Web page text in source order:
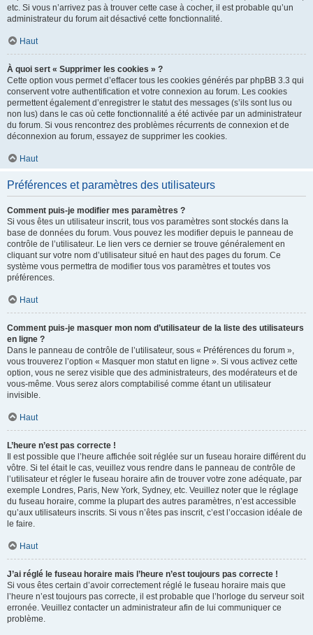
etc. Si vous n’arrivez pas à trouver cette case à cocher, il est probable qu’un
administrateur du forum ait désactivé cette fonctionnalité.
Haut
À quoi sert « Supprimer les cookies » ?
Cette option vous permet d’effacer tous les cookies générés par phpBB 3.3 qui
conservent votre authentification et votre connexion au forum. Les cookies
permettent également d’enregistrer le statut des messages (s’ils sont lus ou
non lus) dans le cas où cette fonctionnalité a été activée par un administrateur
du forum. Si vous rencontrez des problèmes récurrents de connexion et de
déconnexion au forum, essayez de supprimer les cookies.
Haut
Préférences et paramètres des utilisateurs
Comment puis-je modifier mes paramètres ?
Si vous êtes un utilisateur inscrit, tous vos paramètres sont stockés dans la
base de données du forum. Vous pouvez les modifier depuis le panneau de
contrôle de l’utilisateur. Le lien vers ce dernier se trouve généralement en
cliquant sur votre nom d’utilisateur situé en haut des pages du forum. Ce
système vous permettra de modifier tous vos paramètres et toutes vos
préférences.
Haut
Comment puis-je masquer mon nom d’utilisateur de la liste des utilisateurs
en ligne ?
Dans le panneau de contrôle de l’utilisateur, sous « Préférences du forum »,
vous trouverez l’option « Masquer mon statut en ligne ». Si vous activez cette
option, vous ne serez visible que des administrateurs, des modérateurs et de
vous-même. Vous serez alors comptabilisé comme étant un utilisateur
invisible.
Haut
L’heure n’est pas correcte !
Il est possible que l’heure affichée soit réglée sur un fuseau horaire différent du
vôtre. Si tel était le cas, veuillez vous rendre dans le panneau de contrôle de
l’utilisateur et régler le fuseau horaire afin de trouver votre zone adéquate, par
exemple Londres, Paris, New York, Sydney, etc. Veuillez noter que le réglage
du fuseau horaire, comme la plupart des autres paramètres, n’est accessible
qu’aux utilisateurs inscrits. Si vous n’êtes pas inscrit, c’est l’occasion idéale de
le faire.
Haut
J’ai réglé le fuseau horaire mais l’heure n’est toujours pas correcte !
Si vous êtes certain d’avoir correctement réglé le fuseau horaire mais que
l’heure n’est toujours pas correcte, il est probable que l’horloge du serveur soit
erronée. Veuillez contacter un administrateur afin de lui communiquer ce
problème.